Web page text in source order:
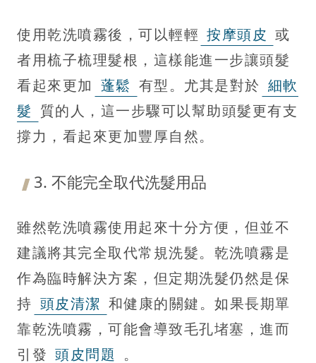
使用乾洗噴霧後，可以輕輕 按摩頭皮 或
者用梳子梳理髮根，這樣能進一步讓頭髮
看起來更加 蓬鬆 有型。尤其是對於 細軟
髮 質的人，這一步驟可以幫助頭髮更有支
撐力，看起來更加豐厚自然。
3. 不能完全取代洗髮用品
雖然乾洗噴霧使用起來十分方便，但並不
建議將其完全取代常規洗髮。乾洗噴霧是
作為臨時解決方案，但定期洗髮仍然是保
持 頭皮清潔 和健康的關鍵。如果長期單
靠乾洗噴霧，可能會導致毛孔堵塞，進而
引發 頭皮問題 。